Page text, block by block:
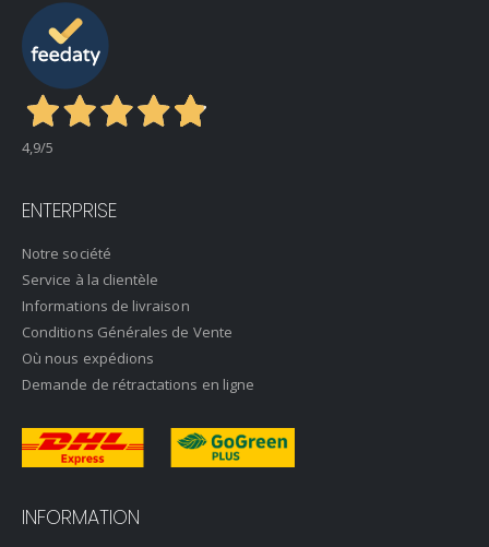
4,9/5
ENTERPRISE
Notre société
Service à la clientèle
Informations de livraison
Conditions Générales de Vente
Où nous expédions
Demande de rétractations en ligne
INFORMATION